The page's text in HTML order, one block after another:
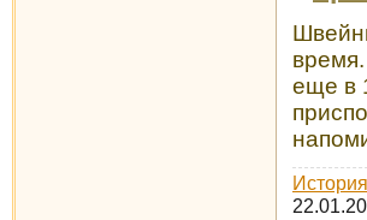
еще в
История